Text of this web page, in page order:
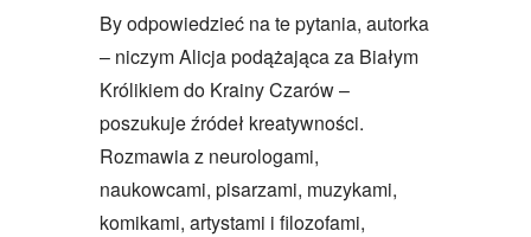
By odpowiedzieć na te pytania, autorka
– niczym Alicja podążająca za Białym
Królikiem do Krainy Czarów –
poszukuje źródeł kreatywności.
Rozmawia z neurologami,
naukowcami, pisarzami, muzykami,
komikami, artystami i filozofami,